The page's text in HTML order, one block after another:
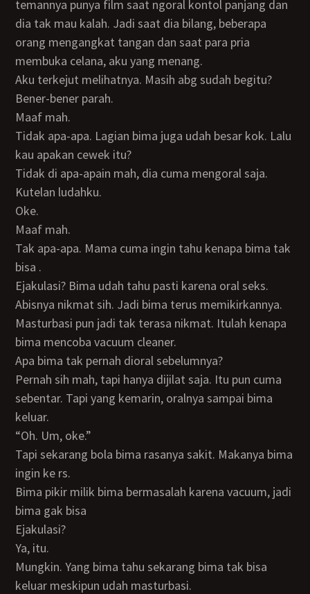
temannya punya film saat ngoral kontol panjang dan
dia tak mau kalah. Jadi saat dia bilang, beberapa
orang mengangkat tangan dan saat para pria
membuka celana, aku yang menang.
Aku terkejut melihatnya. Masih abg sudah begitu?
Bener-bener parah.
Maaf mah.
Tidak apa-apa. Lagian bima juga udah besar kok. Lalu
kau apakan cewek itu?
Tidak di apa-apain mah, dia cuma mengoral saja.
Kutelan ludahku.
Oke.
Maaf mah.
Tak apa-apa. Mama cuma ingin tahu kenapa bima tak
bisa .
Ejakulasi? Bima udah tahu pasti karena oral seks.
Abisnya nikmat sih. Jadi bima terus memikirkannya.
Masturbasi pun jadi tak terasa nikmat. Itulah kenapa
bima mencoba vacuum cleaner.
Apa bima tak pernah dioral sebelumnya?
Pernah sih mah, tapi hanya dijilat saja. Itu pun cuma
sebentar. Tapi yang kemarin, oralnya sampai bima
keluar.
“Oh. Um, oke.”
Tapi sekarang bola bima rasanya sakit. Makanya bima
ingin ke rs.
Bima pikir milik bima bermasalah karena vacuum, jadi
bima gak bisa
Ejakulasi?
Ya, itu.
Mungkin. Yang bima tahu sekarang bima tak bisa
keluar meskipun udah masturbasi.